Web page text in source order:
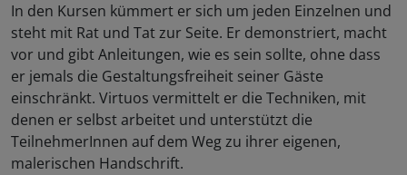
In den Kursen kümmert er sich um jeden Einzelnen und
steht mit Rat und Tat zur Seite. Er demonstriert, macht
vor und gibt Anleitungen, wie es sein sollte, ohne dass
er jemals die Gestaltungsfreiheit seiner Gäste
einschränkt. Virtuos vermittelt er die Techniken, mit
denen er selbst arbeitet und unterstützt die
TeilnehmerInnen auf dem Weg zu ihrer eigenen,
malerischen Handschrift.